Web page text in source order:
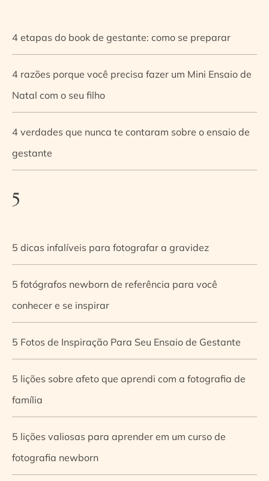
4 etapas do book de gestante: como se preparar
4 razões porque você precisa fazer um Mini Ensaio de
Natal com o seu filho
4 verdades que nunca te contaram sobre o ensaio de
gestante
5
5 dicas infalíveis para fotografar a gravidez
5 fotógrafos newborn de referência para você
conhecer e se inspirar
5 Fotos de Inspiração Para Seu Ensaio de Gestante
5 lições sobre afeto que aprendi com a fotografia de
família
5 lições valiosas para aprender em um curso de
fotografia newborn